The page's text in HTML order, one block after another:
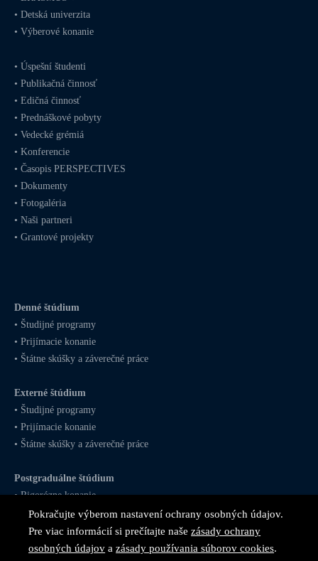
•Detská univerzita
•Výberové konanie
•Úspešní študenti
•Publikačná činnosť
•Edičná činnosť
•Prednáškové pobyty
•Vedecké grémiá
•Konferencie
• Časopis PERSPECTIVES
•Dokumenty
•Fotogaléria
•Naši partneri
•Grantové projekty
Denné štúdium
• Študijné programy
•Prijímacie konanie
• Štátne skúšky a záverečné práce
Externé štúdium
• Študijné programy
•Prijímacie konanie
• Štátne skúšky a záverečné práce
Postgraduálne štúdium
•Rigorózne konanie
Pokračujte výberom nastavení ochrany osobných údajov.
Pre viac informácií si prečítajte našezásady ochrany
osobných údajov azásady používania súborov cookies.